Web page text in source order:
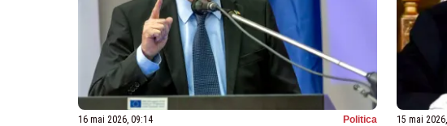
16 mai 2026, 09:14 Politica 15 mai